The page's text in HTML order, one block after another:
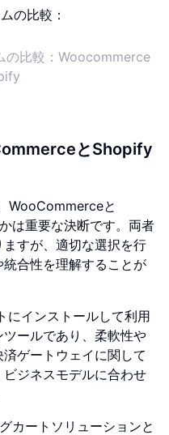
の比較：Woocommerce
とShopify
WooCommerceと
は重要な決断です。両者
すが、適切な選択を行
合性を理解することが
インストールして利用
ールであり、柔軟性や
ゲートウェイに関して
ジネスモデルに合わせ
カートソリューションと